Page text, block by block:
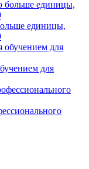
единицы,
для